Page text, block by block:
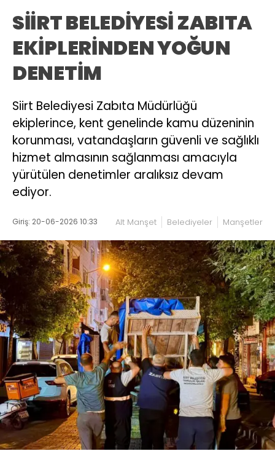
SİİRT BELEDİYESİ ZABITA
EKİPLERİNDEN YOĞUN
DENETİM
Siirt Belediyesi Zabıta Müdürlüğü
ekiplerince, kent genelinde kamu düzeninin
korunması, vatandaşların güvenli ve sağlıklı
hizmet almasının sağlanması amacıyla
yürütülen denetimler aralıksız devam
ediyor.
Giriş: 20-06-2026 10:33 Alt Manşet Belediyeler Manşetler